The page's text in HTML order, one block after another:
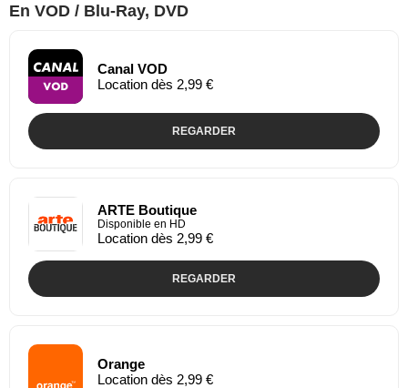
En VOD / Blu-Ray, DVD
Canal VOD
Location dès 2,99 €
REGARDER
ARTE Boutique
Disponible en HD
Location dès 2,99 €
REGARDER
Orange
Location dès 2,99 €